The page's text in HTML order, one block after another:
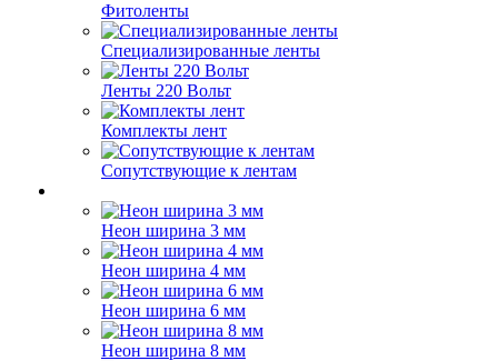
Фитоленты
Специализированные ленты
Ленты 220 Вольт
Комплекты лент
Сопутствующие к лентам
Неон ширина 3 мм
Неон ширина 4 мм
Неон ширина 6 мм
Неон ширина 8 мм